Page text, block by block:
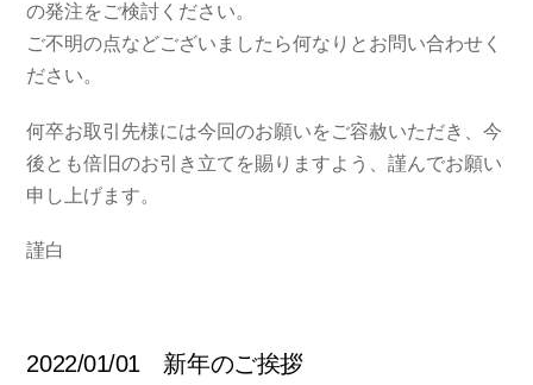
の発注をご検討ください。
ご不明の点などございましたら何なりとお問い合わせく
ださい。
何卒お取引先様には今回のお願いをご容赦いただき、今
後とも倍旧のお引き立てを賜りますよう、謹んでお願い
申し上げます。
謹白
2022/01/01 新年のご挨拶